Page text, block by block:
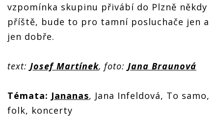
vzpomínka skupinu přivábí do Plzně někdy
příště, bude to pro tamní posluchače jen a
jen dobře.
text: Josef Martínek, foto: Jana Braunová
Témata: Jananas, Jana Infeldová, To samo,
folk, koncerty